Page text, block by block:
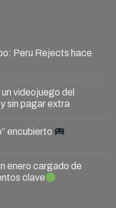
Peru Rejects hace
videojuego del
sin pagar extra
encubierto
enero cargado de
clave